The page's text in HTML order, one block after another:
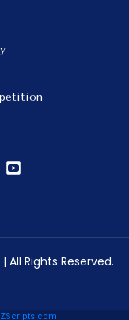
Rights Reserved.